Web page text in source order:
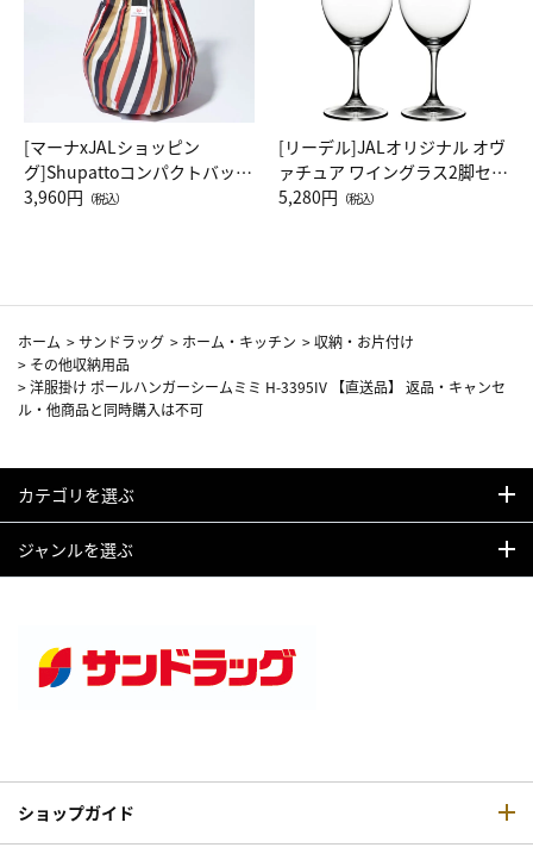
[マーナxJALショッピン
グ]Shupattoコンパクトバッグ
Drop JAL客室乗務員（LC）ス
3,960円 （税込）
[リーデル]JALオリジナル オヴ
ァチュア ワイングラス2脚セッ
ト（レッドワイン）
5,280円 （税込）
ホーム >サンドラッグ > ホーム・キッチン >収納・お片付け
> その他収納用品
>洋服掛け ポールハンガーシームミミ H-3395IV 【直送品】 返品・キャンセ
ル・他商品と同時購入は不可
カテゴリを選ぶ
ジャンルを選ぶ
ショップガイド